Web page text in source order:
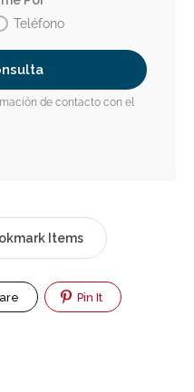
Teléfono
de contacto con el
Items
Pin It